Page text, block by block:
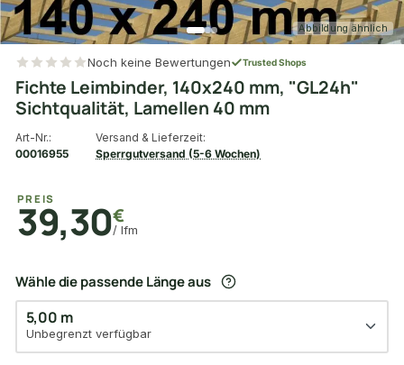
Abbildung ähnlich
Noch keine Bewertungen Trusted Shops
Fichte Leimbinder, 140x240 mm, "GL24h"
Sichtqualität, Lamellen 40 mm
Art-Nr.:
00016955
Versand & Lieferzeit:
Sperrgutversand (5-6 Wochen)
PREIS
39,30€
/ lfm
Wähle die passende Länge aus
5,00 m
Unbegrenzt verfügbar